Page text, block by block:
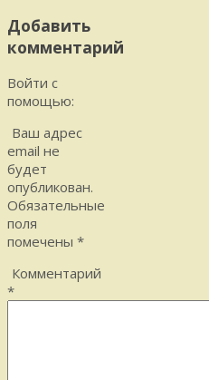
Добавить
комментарий
Войти с
помощью:
Ваш адрес
email не
будет
опубликован.
Обязательные
поля
помечены *
Комментарий
*